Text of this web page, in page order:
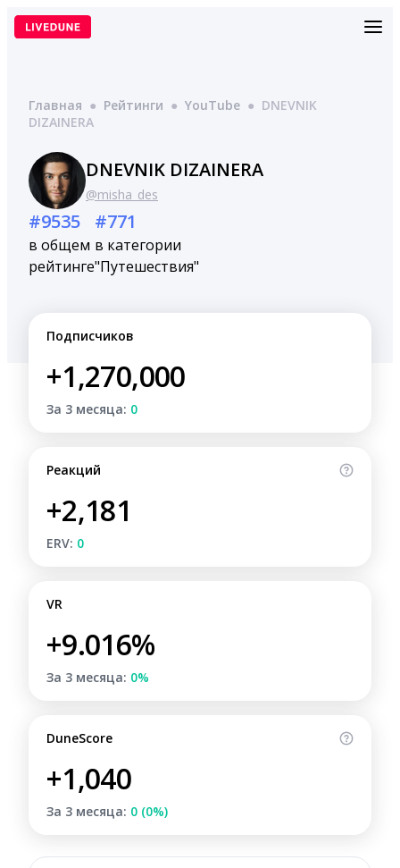
Перейти
Главная ● Рейтинги ● YouTube ● DNEVNIK
DIZAINERA
DNEVNIK DIZAINERA
@misha_des
#9535
в общем
рейтинге
#771
в категории
"Путешествия"
Подписчиков
+1,270,000
За 3 месяца: 0
Реакций
+2,181
ERV: 0
VR
+9.016%
За 3 месяца: 0%
DuneScore
+1,040
За 3 месяца: 0 (0%)